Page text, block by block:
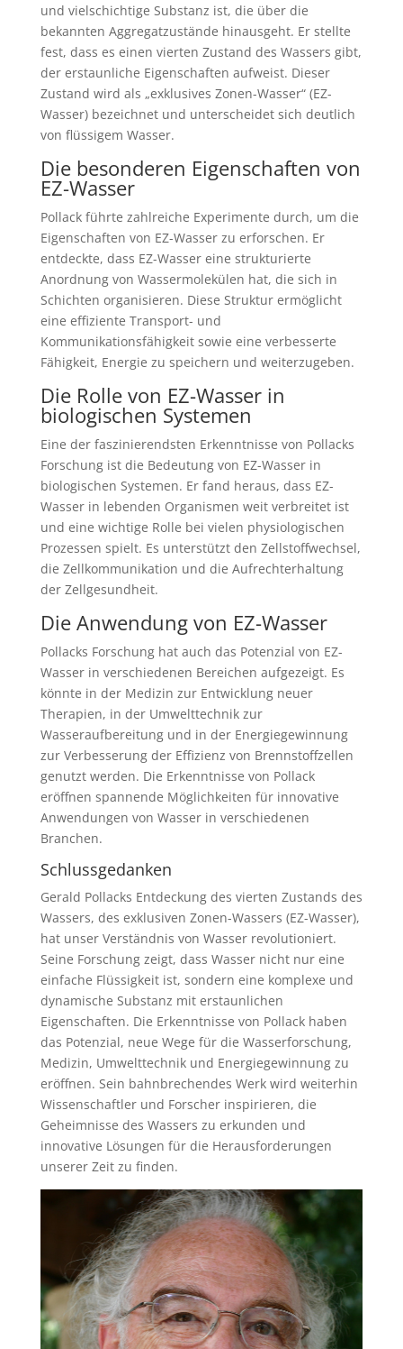
und vielschichtige Substanz ist, die über die
bekannten Aggregatzustände hinausgeht. Er stellte
fest, dass es einen vierten Zustand des Wassers gibt,
der erstaunliche Eigenschaften aufweist. Dieser
Zustand wird als „exklusives Zonen-Wasser“ (EZ-
Wasser) bezeichnet und unterscheidet sich deutlich
von flüssigem Wasser.
Die besonderen Eigenschaften von
EZ-Wasser
Pollack führte zahlreiche Experimente durch, um die
Eigenschaften von EZ-Wasser zu erforschen. Er
entdeckte, dass EZ-Wasser eine strukturierte
Anordnung von Wassermolekülen hat, die sich in
Schichten organisieren. Diese Struktur ermöglicht
eine effiziente Transport- und
Kommunikationsfähigkeit sowie eine verbesserte
Fähigkeit, Energie zu speichern und weiterzugeben.
Die Rolle von EZ-Wasser in
biologischen Systemen
Eine der faszinierendsten Erkenntnisse von Pollacks
Forschung ist die Bedeutung von EZ-Wasser in
biologischen Systemen. Er fand heraus, dass EZ-
Wasser in lebenden Organismen weit verbreitet ist
und eine wichtige Rolle bei vielen physiologischen
Prozessen spielt. Es unterstützt den Zellstoffwechsel,
die Zellkommunikation und die Aufrechterhaltung
der Zellgesundheit.
Die Anwendung von EZ-Wasser
Pollacks Forschung hat auch das Potenzial von EZ-
Wasser in verschiedenen Bereichen aufgezeigt. Es
könnte in der Medizin zur Entwicklung neuer
Therapien, in der Umwelttechnik zur
Wasseraufbereitung und in der Energiegewinnung
zur Verbesserung der Effizienz von Brennstoffzellen
genutzt werden. Die Erkenntnisse von Pollack
eröffnen spannende Möglichkeiten für innovative
Anwendungen von Wasser in verschiedenen
Branchen.
Schlussgedanken
Gerald Pollacks Entdeckung des vierten Zustands des
Wassers, des exklusiven Zonen-Wassers (EZ-Wasser),
hat unser Verständnis von Wasser revolutioniert.
Seine Forschung zeigt, dass Wasser nicht nur eine
einfache Flüssigkeit ist, sondern eine komplexe und
dynamische Substanz mit erstaunlichen
Eigenschaften. Die Erkenntnisse von Pollack haben
das Potenzial, neue Wege für die Wasserforschung,
Medizin, Umwelttechnik und Energiegewinnung zu
eröffnen. Sein bahnbrechendes Werk wird weiterhin
Wissenschaftler und Forscher inspirieren, die
Geheimnisse des Wassers zu erkunden und
innovative Lösungen für die Herausforderungen
unserer Zeit zu finden.